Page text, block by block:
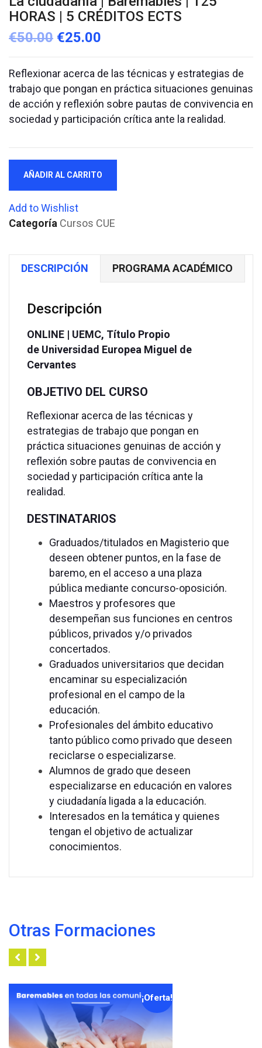
HORAS | 5 CRÉDITOS ECTS
€50.00 €25.00
Reflexionar acerca de las técnicas y estrategias de
trabajo que pongan en práctica situaciones genuinas
de acción y reflexión sobre pautas de convivencia en
sociedad y participación crítica ante la realidad.
ciudadanía
Baremables
|
HORAS
CRÉDITOS
cantidad
AÑADIR AL CARRITO
Add to Wishlist
Categoría Cursos CUE
DESCRIPCIÓN PROGRAMA ACADÉMICO
Descripción
ONLINE | UEMC, Título Propio
de Universidad Europea Miguel de
Cervantes
OBJETIVO DEL CURSO
Reflexionar acerca de las técnicas y
estrategias de trabajo que pongan en
práctica situaciones genuinas de acción y
reflexión sobre pautas de convivencia en
sociedad y participación crítica ante la
realidad.
DESTINATARIOS
Graduados/titulados en Magisterio que
deseen obtener puntos, en la fase de
baremo, en el acceso a una plaza
pública mediante concurso-oposición.
Maestros y profesores que
desempeñan sus funciones en centros
públicos, privados y/o privados
concertados.
Graduados universitarios que decidan
encaminar su especialización
profesional en el campo de la
educación.
Profesionales del ámbito educativo
tanto público como privado que deseen
reciclarse o especializarse.
Alumnos de grado que deseen
especializarse en educación en valores
y ciudadanía ligada a la educación.
Interesados en la temática y quienes
tengan el objetivo de actualizar
conocimientos.
Otras Formaciones
¡Oferta!